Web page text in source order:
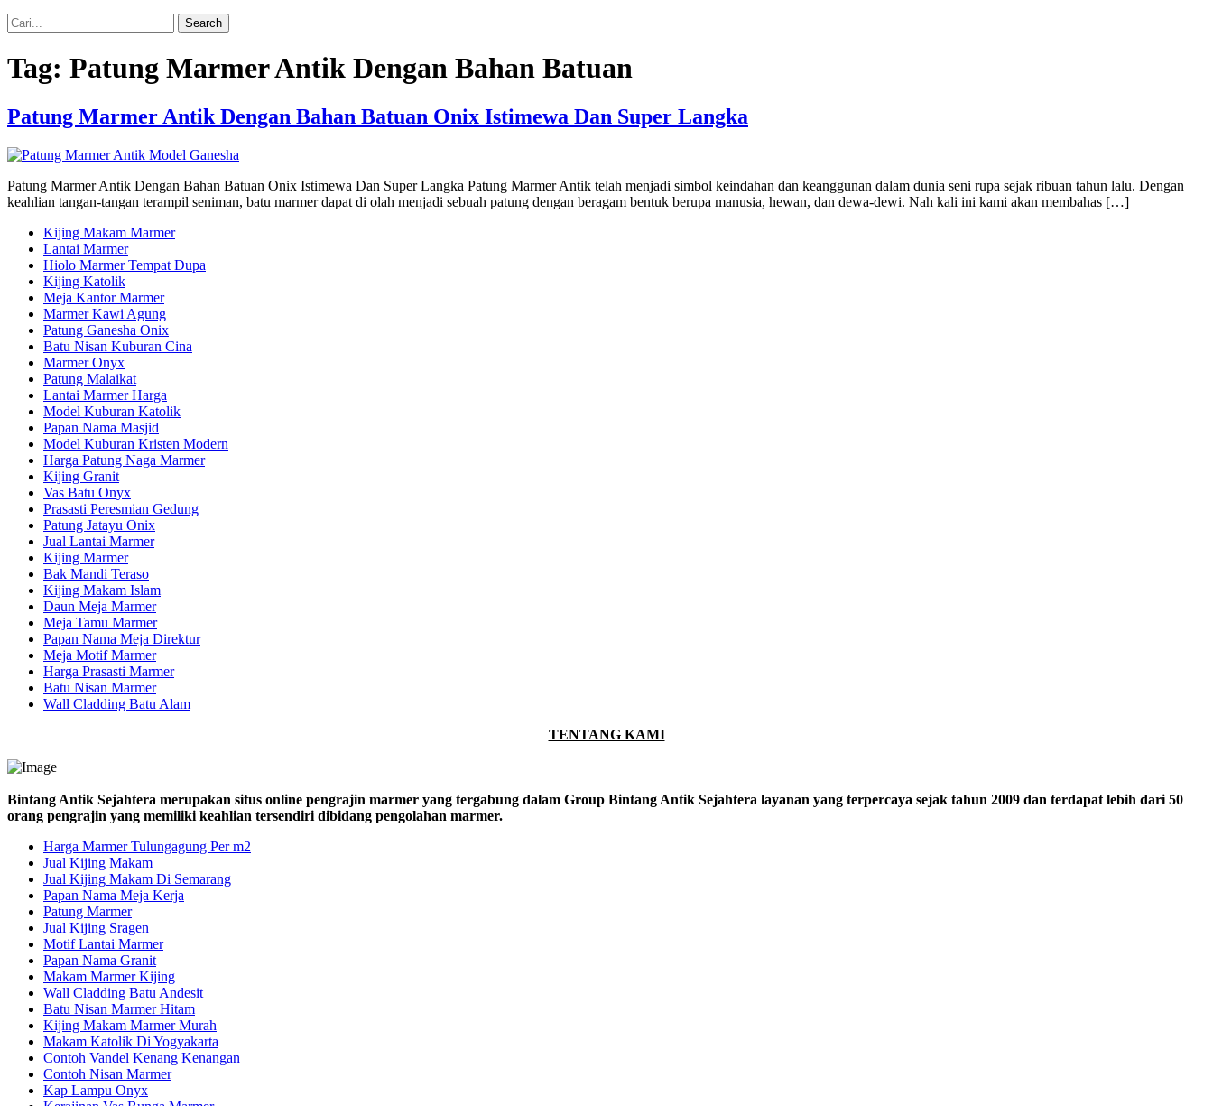
Search
Tag: Patung Marmer Antik Dengan Bahan Batuan
Patung Marmer Antik Dengan Bahan Batuan Onix Istimewa Dan Super Langka
Patung Marmer Antik Dengan Bahan Batuan Onix Istimewa Dan Super Langka Patung Marmer Antik telah menjadi simbol keindahan dan keanggunan dalam dunia seni rupa sejak ribuan tahun lalu. Dengan
keahlian tangan-tangan terampil seniman, batu marmer dapat di olah menjadi sebuah patung dengan beragam bentuk berupa manusia, hewan, dan dewa-dewi. Nah kali ini kami akan membahas […]
Kijing Makam Marmer
Lantai Marmer
Hiolo Marmer Tempat Dupa
Kijing Katolik
Meja Kantor Marmer
Marmer Kawi Agung
Patung Ganesha Onix
Batu Nisan Kuburan Cina
Marmer Onyx
Patung Malaikat
Lantai Marmer Harga
Model Kuburan Katolik
Papan Nama Masjid
Model Kuburan Kristen Modern
Harga Patung Naga Marmer
Kijing Granit
Vas Batu Onyx
Prasasti Peresmian Gedung
Patung Jatayu Onix
Jual Lantai Marmer
Kijing Marmer
Bak Mandi Teraso
Kijing Makam Islam
Daun Meja Marmer
Meja Tamu Marmer
Papan Nama Meja Direktur
Meja Motif Marmer
Harga Prasasti Marmer
Batu Nisan Marmer
Wall Cladding Batu Alam
TENTANG KAMI
Bintang Antik Sejahtera merupakan situs online pengrajin marmer yang tergabung dalam Group Bintang Antik Sejahtera layanan yang terpercaya sejak tahun 2009 dan terdapat lebih dari 50
orang pengrajin yang memiliki keahlian tersendiri dibidang pengolahan marmer.
Harga Marmer Tulungagung Per m2
Jual Kijing Makam
Jual Kijing Makam Di Semarang
Papan Nama Meja Kerja
Patung Marmer
Jual Kijing Sragen
Motif Lantai Marmer
Papan Nama Granit
Makam Marmer Kijing
Wall Cladding Batu Andesit
Batu Nisan Marmer Hitam
Kijing Makam Marmer Murah
Makam Katolik Di Yogyakarta
Contoh Vandel Kenang Kenangan
Contoh Nisan Marmer
Kap Lampu Onyx